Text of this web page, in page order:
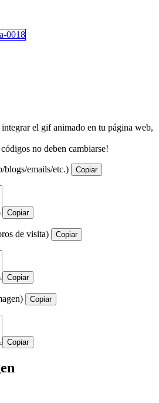
integrar el gif animado en tu página web,
códigos no deben cambiarse!
blogs/emails/etc.) Copiar
Copiar
de visita) Copiar
Copiar
Copiar
Copiar